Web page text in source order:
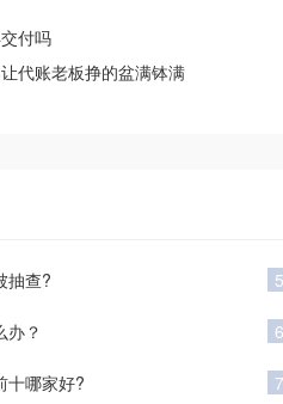
付吗
代账老板挣的盆满钵满
抽查?
办？
十哪家好?
5
6
7